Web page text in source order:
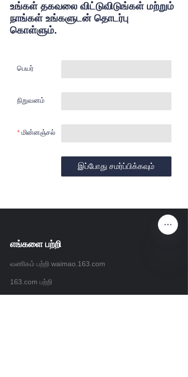
உங்கள் தகவலை விட்டுவிடுங்கள் மற்றும்
நாங்கள் உங்களுடன் தொடர்பு
கொள்ளும்.
பெயர்
நிறுவனம்
மின்னஞ்சல்
இப்போது சமர்ப்பிக்கவும்
எங்களை பற்றி
வணிகம் பற்றி waimao.163.com
163.com பற்றி